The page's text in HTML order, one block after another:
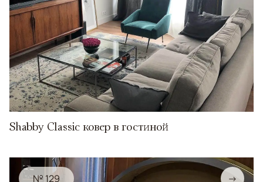
Shabby Classic ковер в гостиной
№ 129 →